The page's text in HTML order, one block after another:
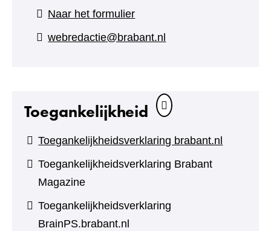
Naar het formulier(verwijst
naar
webredactie@brabant.nl
Toegankelijkheid
Toegankelijkheidsverklaring brabant.nl
Toegankelijkheidsverklaring Brabant
Magazine
Toegankelijkheidsverklaring
BrainPS.brabant.nl